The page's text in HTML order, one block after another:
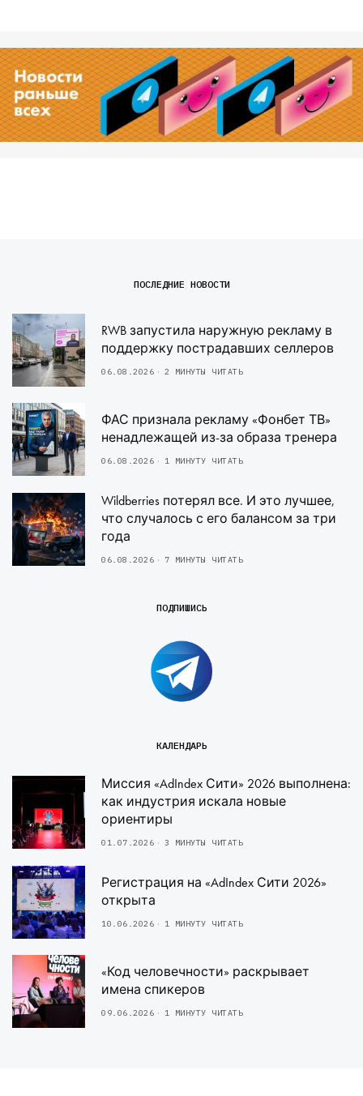
ПОСЛЕДНИЕ НОВОСТИ
RWB запустила наружную рекламу в
поддержку пострадавших селлеров
06.08.2026 2 МИНУТЫ ЧИТАТЬ
ФАС признала рекламу «Фонбет ТВ»
ненадлежащей из-за образа тренера
06.08.2026 1 МИНУТУ ЧИТАТЬ
Wildberries потерял все. И это лучшее,
что случалось с его балансом за три
года
06.08.2026 7 МИНУТЫ ЧИТАТЬ
ПОДПИШИСЬ
КАЛЕНДАРЬ
Миссия «AdIndex Сити» 2026 выполнена:
как индустрия искала новые
ориентиры
01.07.2026 3 МИНУТЫ ЧИТАТЬ
Регистрация на «AdIndex Сити 2026»
открыта
10.06.2026 1 МИНУТУ ЧИТАТЬ
«Код человечности» раскрывает
имена спикеров
09.06.2026 1 МИНУТУ ЧИТАТЬ